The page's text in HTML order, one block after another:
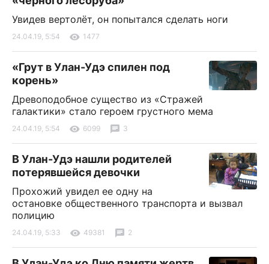
Увидев вертолёт, он попытался сделать ноги
24.04.19, 5:54 1477
«Грут в Улан-Удэ спилен под
корень»
Древоподобное существо из «Стражей
галактики» стало героем грустного мема
24.04.19, 5:54 6099 3
В Улан-Удэ нашли родителей
потерявшейся девочки
Прохожий увидел ее одну на
остановке общественного транспорта и вызвал
полицию
24.04.19, 5:33 49381 2